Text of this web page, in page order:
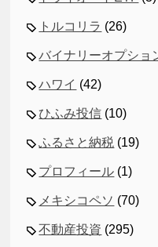
トルコリラ (26)
バイナリーオプショ
ハワイ (42)
ひふみ投信 (10)
ふるさと納税 (19)
プロフィール (1)
メキシコペソ (70)
不動産投資 (295)